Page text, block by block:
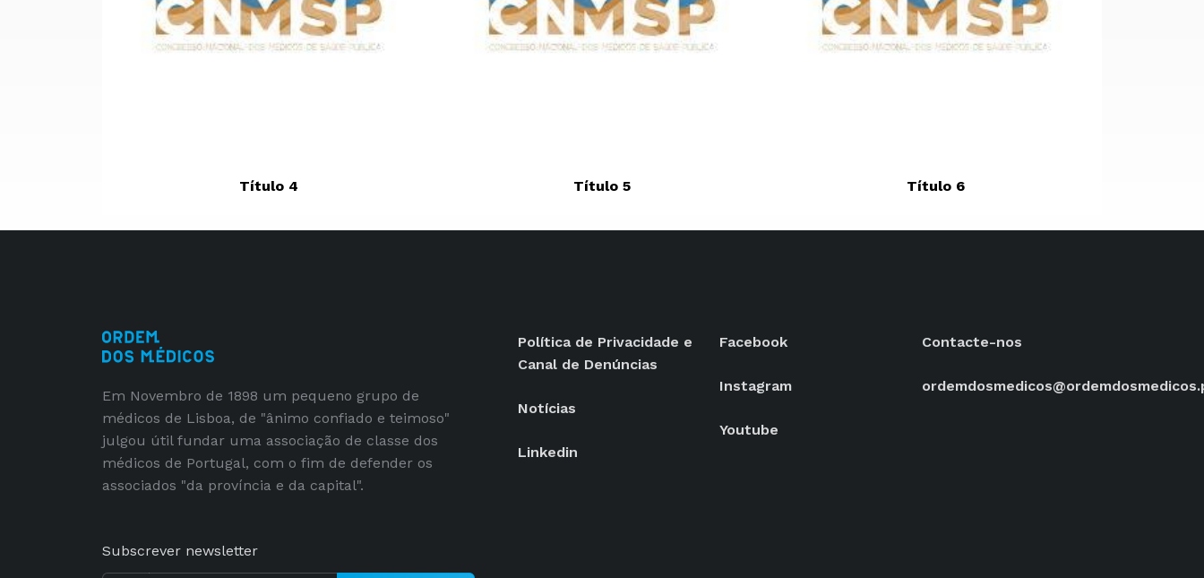
Título 4 Título 5 Título 6
Em Novembro de 1898 um pequeno grupo de
médicos de Lisboa, de "ânimo confiado e teimoso"
julgou útil fundar uma associação de classe dos
médicos de Portugal, com o fim de defender os
associados "da província e da capital".
Subscrever newsletter
Política de Privacidade e
Canal de Denúncias
Notícias
Linkedin
Facebook
Instagram
Youtube
Contacte-nos